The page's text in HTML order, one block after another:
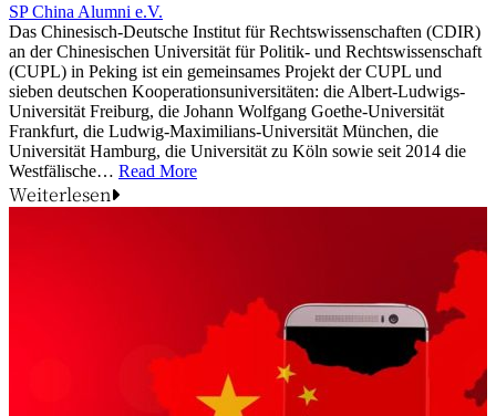
SP China Alumni e.V.
Das Chinesisch-Deutsche Institut für Rechtswissenschaften (CDIR)
an der Chinesischen Universität für Politik- und Rechtswissenschaft
(CUPL) in Peking ist ein gemeinsames Projekt der CUPL und
sieben deutschen Kooperationsuniversitäten: die Albert-Ludwigs-
Universität Freiburg, die Johann Wolfgang Goethe-Universität
Frankfurt, die Ludwig-Maximilians-Universität München, die
Universität Hamburg, die Universität zu Köln sowie seit 2014 die
Westfälische… Read More
Weiterlesen